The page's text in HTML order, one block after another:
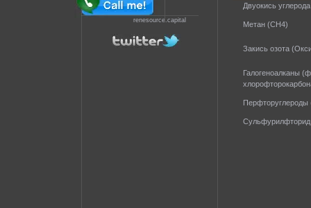
Двуокись
Метан (CH4)
Закись озота
Галогеноалканы
Перфторуглероды
renesource.capital